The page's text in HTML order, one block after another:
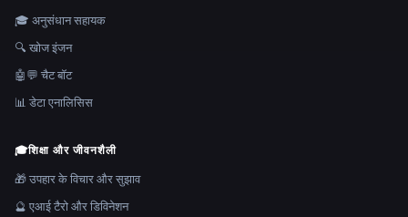
🎓 अनुसंधान सहायक
🔍 खोज इंजन
🤖💬 चैट बॉट
📊 डेटा एनालिसिस
🎓शिक्षा और जीवनशैली
🎁 उपहार के विचार और सुझाव
🔮 एआई टैरो और डिविनेशन